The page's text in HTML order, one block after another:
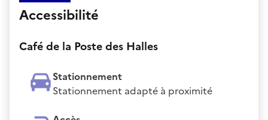
Accessibilité
Café de la Poste des Halles
Stationnement
Stationnement adapté à proximité